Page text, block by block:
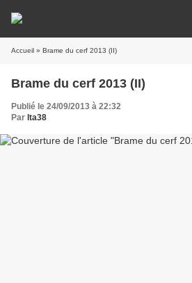
Accueil » Brame du cerf 2013 (II)
Brame du cerf 2013 (II)
Publié le 24/09/2013 à 22:32
Par lta38